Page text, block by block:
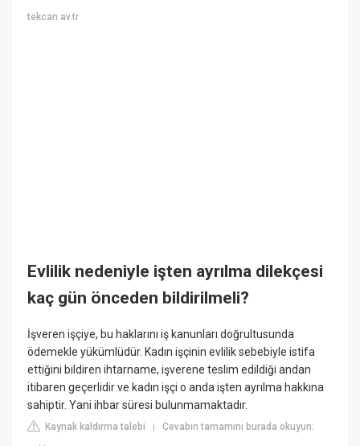
tekcan.av.tr
Evlilik nedeniyle işten ayrılma dilekçesi
kaç gün önceden bildirilmeli?
İşveren işçiye, bu haklarını iş kanunları doğrultusunda
ödemekle yükümlüdür. Kadın işçinin evlilik sebebiyle istifa
ettiğini bildiren ihtarname, işverene teslim edildiği andan
itibaren geçerlidir ve kadın işçi o anda işten ayrılma hakkına
sahiptir. Yani ihbar süresi bulunmamaktadır.
Kaynak kaldırma talebi |Cevabın tamamını burada okuyun: